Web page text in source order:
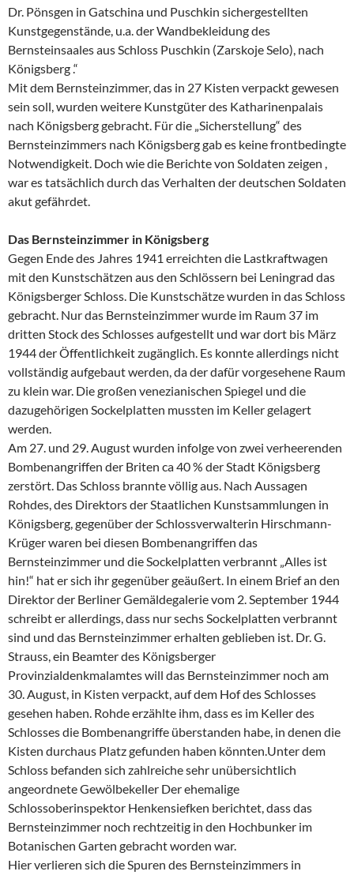
Dr. Pönsgen in Gatschina und Puschkin sichergestellten
Kunstgegenstände, u.a. der Wandbekleidung des
Bernsteinsaales aus Schloss Puschkin (Zarskoje Selo), nach
Königsberg .“
Mit dem Bernsteinzimmer, das in 27 Kisten verpackt gewesen
sein soll, wurden weitere Kunstgüter des Katharinenpalais
nach Königsberg gebracht. Für die „Sicherstellung“ des
Bernsteinzimmers nach Königsberg gab es keine frontbedingte
Notwendigkeit. Doch wie die Berichte von Soldaten zeigen ,
war es tatsächlich durch das Verhalten der deutschen Soldaten
akut gefährdet.
Das Bernsteinzimmer in Königsberg
Gegen Ende des Jahres 1941 erreichten die Lastkraftwagen
mit den Kunstschätzen aus den Schlössern bei Leningrad das
Königsberger Schloss. Die Kunstschätze wurden in das Schloss
gebracht. Nur das Bernsteinzimmer wurde im Raum 37 im
dritten Stock des Schlosses aufgestellt und war dort bis März
1944 der Öffentlichkeit zugänglich. Es konnte allerdings nicht
vollständig aufgebaut werden, da der dafür vorgesehene Raum
zu klein war. Die großen venezianischen Spiegel und die
dazugehörigen Sockelplatten mussten im Keller gelagert
werden.
Am 27. und 29. August wurden infolge von zwei verheerenden
Bombenangriffen der Briten ca 40 % der Stadt Königsberg
zerstört. Das Schloss brannte völlig aus. Nach Aussagen
Rohdes, des Direktors der Staatlichen Kunstsammlungen in
Königsberg, gegenüber der Schlossverwalterin Hirschmann-
Krüger waren bei diesen Bombenangriffen das
Bernsteinzimmer und die Sockelplatten verbrannt „Alles ist
hin!“ hat er sich ihr gegenüber geäußert. In einem Brief an den
Direktor der Berliner Gemäldegalerie vom 2. September 1944
schreibt er allerdings, dass nur sechs Sockelplatten verbrannt
sind und das Bernsteinzimmer erhalten geblieben ist. Dr. G.
Strauss, ein Beamter des Königsberger
Provinzialdenkmalamtes will das Bernsteinzimmer noch am
30. August, in Kisten verpackt, auf dem Hof des Schlosses
gesehen haben. Rohde erzählte ihm, dass es im Keller des
Schlosses die Bombenangriffe überstanden habe, in denen die
Kisten durchaus Platz gefunden haben könnten.Unter dem
Schloss befanden sich zahlreiche sehr unübersichtlich
angeordnete Gewölbekeller Der ehemalige
Schlossoberinspektor Henkensiefken berichtet, dass das
Bernsteinzimmer noch rechtzeitig in den Hochbunker im
Botanischen Garten gebracht worden war.
Hier verlieren sich die Spuren des Bernsteinzimmers in